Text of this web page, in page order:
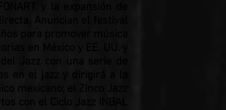
y la expansión de
Anuncian el festival
para promover música
en México y EE. UU. y
Jazz con una serie de
en el jazz y dirigirá a la
mexicano; el Zinco Jazz
con el Ciclo Jazz INBAL